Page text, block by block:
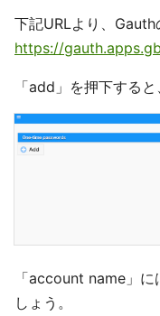
下記URLより、
https://
「add」を押下する
「account name」
しょう。